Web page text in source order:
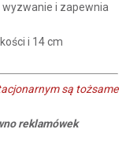
i zapewnia
i 14 cm
są tożsame
reklamówek